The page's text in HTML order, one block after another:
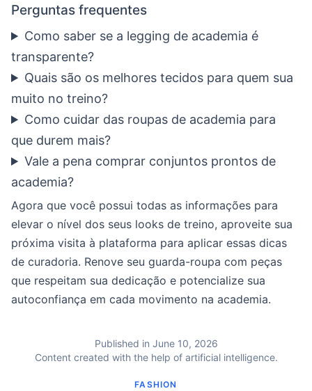
Perguntas frequentes
Como saber se a legging de academia é
transparente?
Quais são os melhores tecidos para quem sua
muito no treino?
Como cuidar das roupas de academia para
que durem mais?
Vale a pena comprar conjuntos prontos de
academia?
Agora que você possui todas as informações para
elevar o nível dos seus looks de treino, aproveite sua
próxima visita à plataforma para aplicar essas dicas
de curadoria. Renove seu guarda-roupa com peças
que respeitam sua dedicação e potencialize sua
autoconfiança em cada movimento na academia.
Published in June 10, 2026
Content created with the help of artificial intelligence.
FASHION